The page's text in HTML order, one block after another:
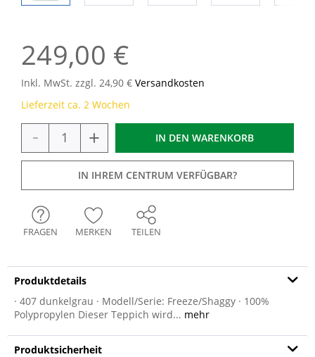
249,00 €
Inkl. MwSt. zzgl. 24,90 € Versandkosten
Lieferzeit ca. 2 Wochen
- + IN DEN WARENKORB
IN IHREM CENTRUM VERFÜGBAR?
FRAGEN MERKEN TEILEN
Produktdetails
· 407 dunkelgrau · Modell/Serie: Freeze/Shaggy · 100%
Polypropylen Dieser Teppich wird... mehr
Produktsicherheit